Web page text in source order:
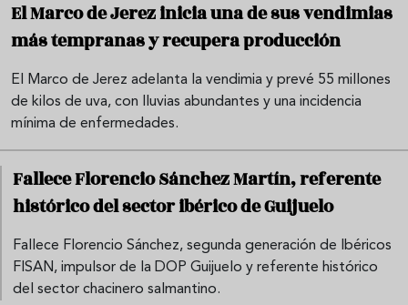
El Marco de Jerez inicia una de sus vendimias
más tempranas y recupera producción
El Marco de Jerez adelanta la vendimia y prevé 55 millones
de kilos de uva, con lluvias abundantes y una incidencia
mínima de enfermedades.
Fallece Florencio Sánchez Martín, referente
histórico del sector ibérico de Guijuelo
Fallece Florencio Sánchez, segunda generación de Ibéricos
FISAN, impulsor de la DOP Guijuelo y referente histórico
del sector chacinero salmantino.